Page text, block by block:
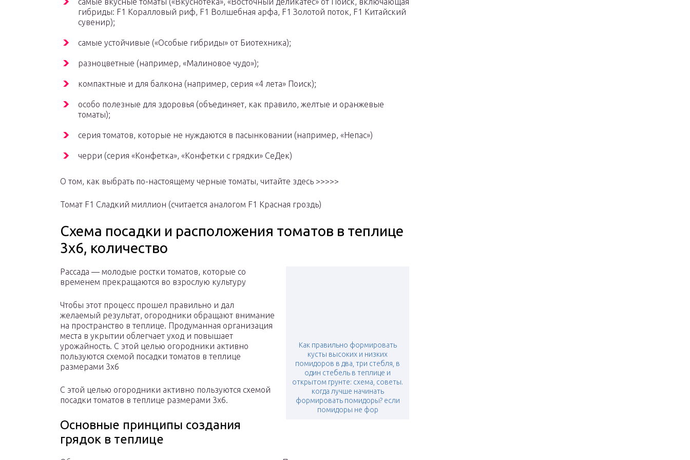
гибриды: F1 Коралловый риф, F1 Волшебная арфа, F1 Золотой поток, F1 Китайский
сувенир);
самые устойчивые («Особые гибриды» от Биотехника);
разноцветные (например, «Малиновое чудо»);
компактные и для балкона (например, серия «4 лета» Поиск);
особо полезные для здоровья (объединяет, как правило, желтые и оранжевые
томаты);
серия томатов, которые не нуждаются в пасынковании (например, «Непас»)
черри (серия «Конфетка», «Конфетки с грядки» СеДек)
О том, как выбрать по-настоящему черные томаты, читайте здесь >>>>>
Томат F1 Сладкий миллион (считается аналогом F1 Красная гроздь)
Схема посадки и расположения томатов в теплице
3х6, количество
Как правильно формировать
кусты высоких и низких
помидоров в два, три стебля, в
один стебель в теплице и
открытом грунте: схема, советы.
когда лучше начинать
формировать помидоры? если
помидоры не фор
Рассада — молодые ростки томатов, которые со
временем прекращаются во взрослую культуру
Чтобы этот процесс прошел правильно и дал
желаемый результат, огородники обращают внимание
на пространство в теплице. Продуманная организация
места в укрытии облегчает уход и повышает
урожайность. С этой целью огородники активно
пользуются схемой посадки томатов в теплице
размерами 3х6
С этой целью огородники активно пользуются схемой
посадки томатов в теплице размерами 3х6.
Основные принципы создания
грядок в теплице